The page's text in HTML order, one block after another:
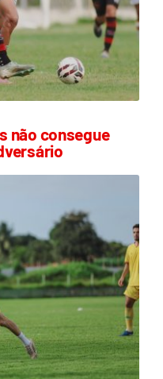
não consegue